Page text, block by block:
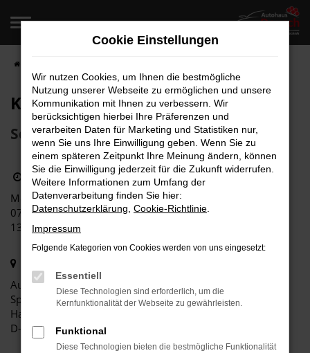
Zum
springen
Kontakt und Öffnungszeiten
Schreiben Sie uns Ihre Nachricht
Öffnungszeiten
Montag bis Freitag
07:30 bis 12:30 Uhr
13:30 bis 17:30 Uhr
Autohaus Deusch, Inh. Sven Wangler: unabhängiger
Spezialist für VW-AUDI-SEAT-CUPRA-ŠKODA
Hauptstr. 189a
D-77736 Zell am Harmersbach
Cookie Einstellungen
Wir nutzen Cookies, um Ihnen die bestmögliche
Nutzung unserer Webseite zu ermöglichen und unsere
Kommunikation mit Ihnen zu verbessern. Wir
berücksichtigen hierbei Ihre Präferenzen und
verarbeiten Daten für Marketing und Statistiken nur,
wenn Sie uns Ihre Einwilligung geben. Wenn Sie zu
einem späteren Zeitpunkt Ihre Meinung ändern, können
Sie die Einwilligung jederzeit für die Zukunft widerrufen.
Weitere Informationen zum Umfang der
Datenverarbeitung finden Sie hier:
Datenschutzerklärung Cookie-Richtlinie
Impressum
Folgende Kategorien von Cookies werden von uns eingesetzt:
Essentiell
Diese Technologien sind erforderlich, um die
Kernfunktionalität der Webseite zu gewährleisten.
Funktional
Diese Technologien bieten die bestmögliche Funktionalität